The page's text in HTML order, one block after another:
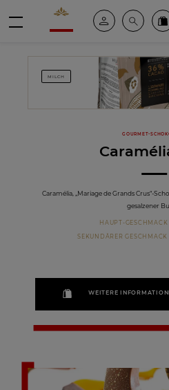
Valrhona - Imaginons le meilleur du
Mein kontoSuche
MILCH
GOURMET-
Caramélia, „Mariage de Grands Crus“-
gesalzener
HAUPT-GESCHMACK
SEKUNDÄRER GESCHMACK
WEITERE